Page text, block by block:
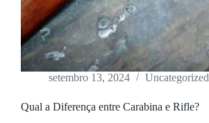
setembro 13, 2024 Uncategorized
Qual a Diferença entre Carabina e Rifle?